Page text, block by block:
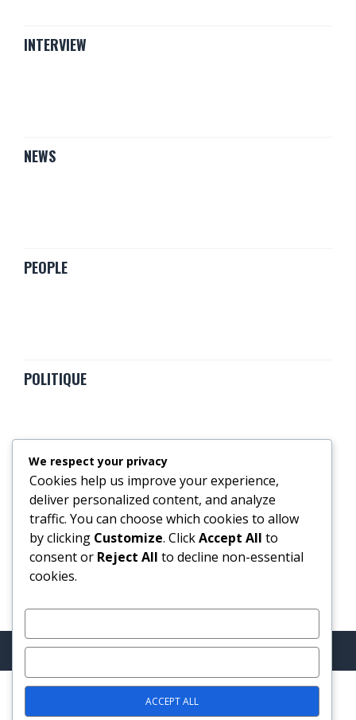
INTERVIEW
NEWS
PEOPLE
POLITIQUE
SPORTS
TopNews © 2025 - All rights reserved
We respect your privacy
Cookies help us improve your experience,
deliver personalized content, and analyze
traffic. You can choose which cookies to allow
by clicking Customize. ClickAccept All to
consent or Reject All to decline non-essential
cookies.
ACCEPT ALL